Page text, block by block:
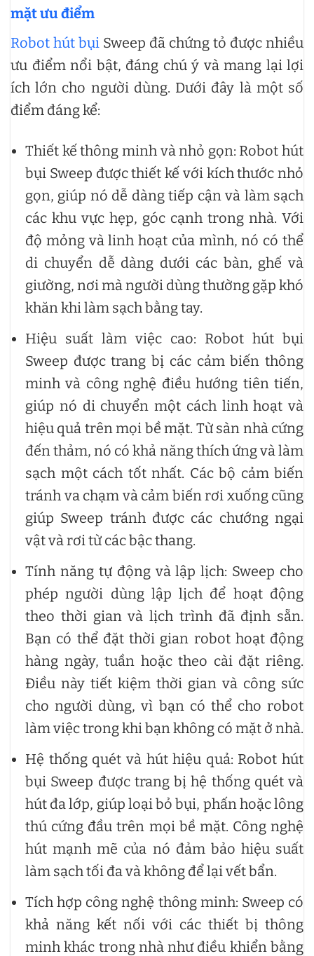
mặt ưu điểm
Robot hút bụi Sweep đã chứng tỏ được nhiều
ưu điểm nổi bật, đáng chú ý và mang lại lợi
ích lớn cho người dùng. Dưới đây là một số
điểm đáng kể:
Thiết kế thông minh và nhỏ gọn: Robot hút
bụi Sweep được thiết kế với kích thước nhỏ
gọn, giúp nó dễ dàng tiếp cận và làm sạch
các khu vực hẹp, góc cạnh trong nhà. Với
độ mỏng và linh hoạt của mình, nó có thể
di chuyển dễ dàng dưới các bàn, ghế và
giường, nơi mà người dùng thường gặp khó
khăn khi làm sạch bằng tay.
Hiệu suất làm việc cao: Robot hút bụi
Sweep được trang bị các cảm biến thông
minh và công nghệ điều hướng tiên tiến,
giúp nó di chuyển một cách linh hoạt và
hiệu quả trên mọi bề mặt. Từ sàn nhà cứng
đến thảm, nó có khả năng thích ứng và làm
sạch một cách tốt nhất. Các bộ cảm biến
tránh va chạm và cảm biến rơi xuống cũng
giúp Sweep tránh được các chướng ngại
vật và rơi từ các bậc thang.
Tính năng tự động và lập lịch: Sweep cho
phép người dùng lập lịch để hoạt động
theo thời gian và lịch trình đã định sẵn.
Bạn có thể đặt thời gian robot hoạt động
hàng ngày, tuần hoặc theo cài đặt riêng.
Điều này tiết kiệm thời gian và công sức
cho người dùng, vì bạn có thể cho robot
làm việc trong khi bạn không có mặt ở nhà.
Hệ thống quét và hút hiệu quả: Robot hút
bụi Sweep được trang bị hệ thống quét và
hút đa lớp, giúp loại bỏ bụi, phấn hoặc lông
thú cứng đầu trên mọi bề mặt. Công nghệ
hút mạnh mẽ của nó đảm bảo hiệu suất
làm sạch tối đa và không để lại vết bẩn.
Tích hợp công nghệ thông minh: Sweep có
khả năng kết nối với các thiết bị thông
minh khác trong nhà như điều khiển bằng